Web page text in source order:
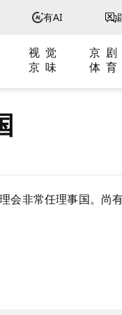
有AI
视 觉 京 剧
京 味 体 育
会非常任理事国。尚